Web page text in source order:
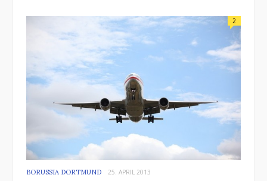
BORUSSIA DORTMUND 25. APRIL 2013
2